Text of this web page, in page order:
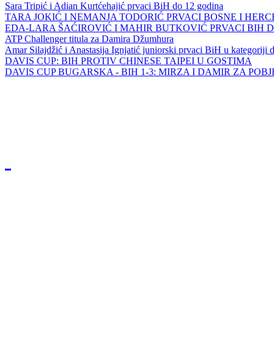
Sara Tripić i Adian Kurtćehajić prvaci BiH do 12 godina
TARA JOKIĆ I NEMANJA TODORIĆ PRVACI BOSNE I
EDA-LARA ŠAĆIROVIĆ I MAHIR BUTKOVIĆ PRVACI BIH
ATP Challenger titula za Damira Džumhura
Amar Silajdžić i Anastasija Ignjatić juniorski prvaci BiH u kategoriji
DAVIS CUP: BIH PROTIV CHINESE TAIPEI U GOSTIMA
DAVIS CUP BUGARSKA - BIH 1-3: MIRZA I DAMIR ZA